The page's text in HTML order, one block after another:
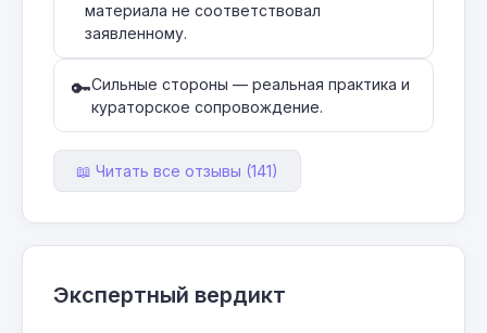
материала не соответствовал
заявленному.
🔑Сильные стороны — реальная практика и
кураторское сопровождение.
📖 Читать все отзывы (141)
Экспертный вердикт